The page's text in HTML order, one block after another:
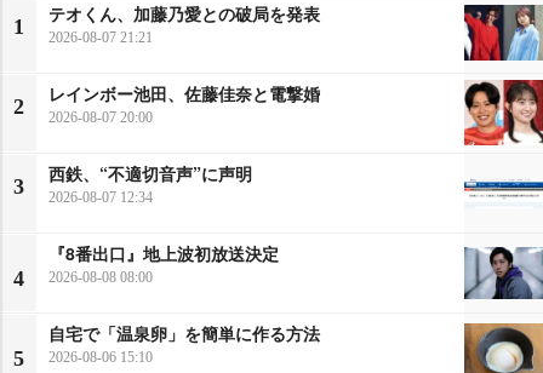
1
テオくん、加藤乃愛との破局を発表
2026-08-07 21:21
2
レインボー池田、佐藤佳奈と電撃婚
2026-08-07 20:00
3
西鉄、“不適切音声”に声明
2026-08-07 12:34
4
『8番出口』地上波初放送決定
2026-08-08 08:00
5
自宅で「温泉卵」を簡単に作る方法
2026-08-06 15:10